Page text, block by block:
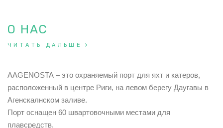
О НАС
ЧИТАТЬ ДАЛЬШЕ
AAGENOSTA – это охраняемый порт для яхт и катеров,
расположенный в центре Риги, на левом берегу Даугавы в
Агенскалнском заливе.
Порт оснащен 60 швартовочными местами для
плавсредств.